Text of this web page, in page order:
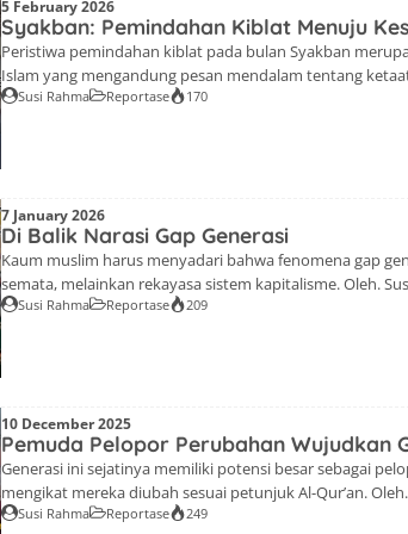
5 February 2026
Syakban: Pemindahan Kiblat Menuju
Peristiwa pemindahan kiblat pada bulan Syakban
Islam yang mengandung pesan mendalam tentang
Oleh. Susi Rahma S.(Kontributor NarasiLiterasi.Id)
Susi Rahma Reportase 170
7 January 2026
Di Balik Narasi Gap Generasi
Kaum muslim harus menyadari bahwa fenomena gap
semata, melainkan rekayasa sistem kapitalisme. Oleh.
NarasiLiterasi.Id NarasiLiterasi.Id-Alhamdulilah Kajian
Susi Rahma Reportase 209
10 December 2025
Pemuda Pelopor Perubahan Wujudkan
Generasi ini sejatinya memiliki potensi besar sebagai
mengikat mereka diubah sesuai petunjuk Al-Qur’an.
NarasiLiterasi.Id NarasiLiterasi.Id-Majelis Taklim Lentera
Susi Rahma Reportase 249